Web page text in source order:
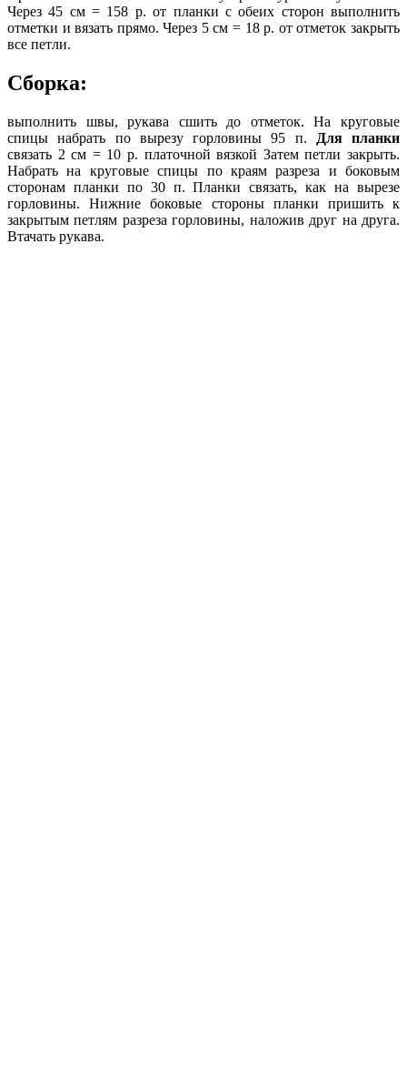
Через 45 см = 158 р. от планки с обеих сторон выполнить
отметки и вязать прямо. Через 5 см = 18 р. от отметок закрыть
все петли.
Сборка:
выполнить швы, рукава сшить до отметок. На круговые
спицы набрать по вырезу горловины 95 п.
Для планки
связать 2 см = 10 р. платочной вязкой Затем петли закрыть.
Набрать на круговые спицы по краям разреза и боковым
сторонам планки по 30 п. Планки связать, как на вырезе
горловины. Нижние боковые стороны планки пришить к
закрытым петлям разреза горловины, наложив друг на друга.
Втачать рукава.